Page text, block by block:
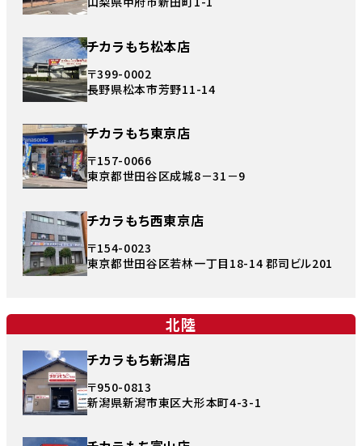
チカラもち松本店
〒399-0002
長野県松本市芳野11-14
チカラもち東京店
〒157-0066
東京都世田谷区成城8－31－9
チカラもち西東京店
〒154-0023
東京都世田谷区若林一丁目18-14 郡司ビル201
北陸
チカラもち新潟店
〒950-0813
新潟県新潟市東区大形本町4-3-1